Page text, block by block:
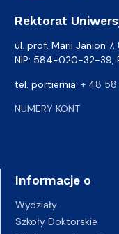
Rektorat
ul. prof. Marii Janion
NIP: 584-020-32-39,
tel. portiernia: + 48
NUMERY KONT
Informacje o
Wydziały
Szkoły Doktorskie